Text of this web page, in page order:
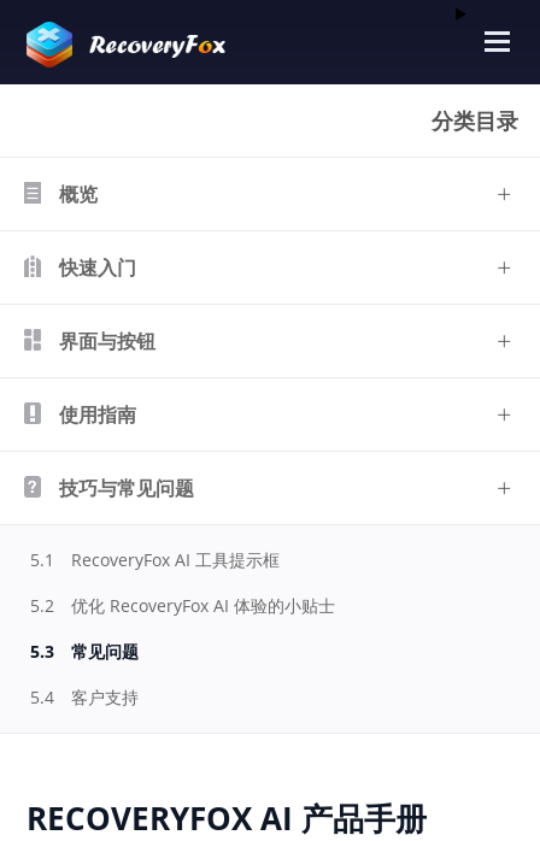
分类目录
概览
快速入门
界面与按钮
使用指南
技巧与常见问题
5.1
RecoveryFox AI 工具提示框
5.2
优化 RecoveryFox AI 体验的小贴士
5.3
常见问题
5.4
客户支持
RECOVERYFOX AI 产品手册